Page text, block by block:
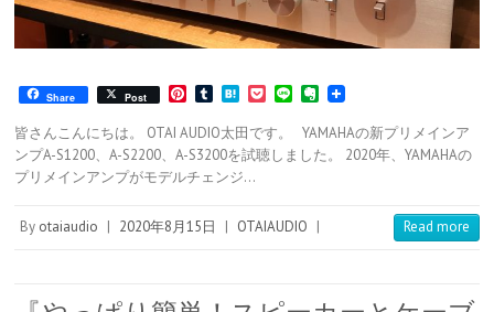
Share Post
P
n
t
e
r
s
t
T
m
b
l
r
H
t
e
n
a
P
c
k
e
L
e
E
e
n
皆さんこんにちは。 OTAI AUDIO太田です。 YAMAHAの新プリメインア
ンプA-S1200、A-S2200、A-S3200を試聴しました。 2020年、YAMAHAの
プリメインアンプがモデルチェンジ…
By otaiaudio | 2020年8月15日 | OTAIAUDIO | Read more